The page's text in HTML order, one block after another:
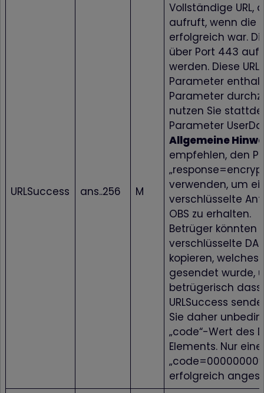
URLSuccess ans..256 M
Vollständige URL,
aufruft, wenn die
erfolgreich war.
über Port 443
werden. Diese
Parameter
Parameter
nutzen Sie
Parameter
Allgemeine
empfehlen, den
verwenden, um
verschlüsselte
OBS zu erhalten.
Betrüger könnten
verschlüsselte
kopieren, welches
gesendet wurde,
betrügerisch
URLSuccess
Sie daher
„code“-Wert des
Elements. Nur
erfolgreich